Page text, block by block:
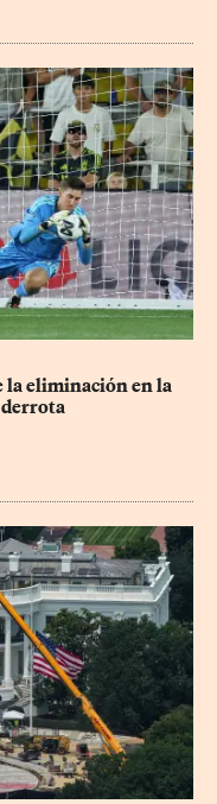
la eliminación en la
derrota